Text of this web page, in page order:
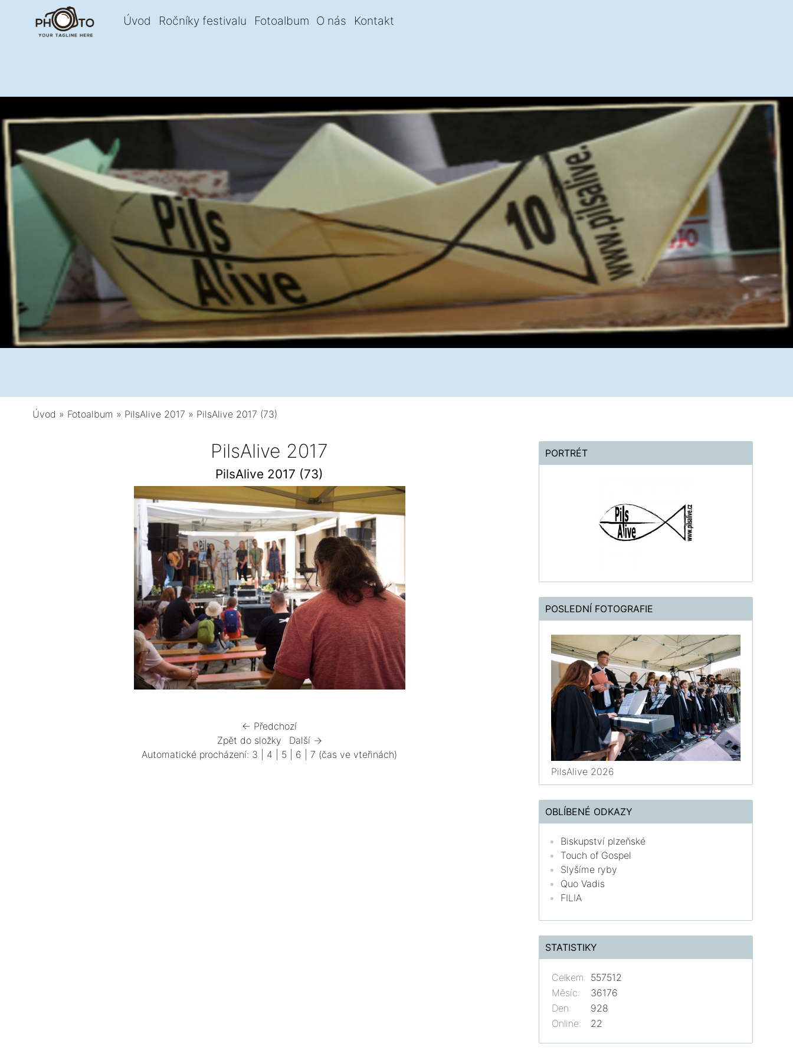
Úvod Ročníky festivalu Fotoalbum O nás Kontakt
Úvod » Fotoalbum » PilsAlive 2017 » PilsAlive 2017 (73)
PilsAlive 2017
PilsAlive 2017 (73)
← Předchozí
Zpět do složky
Další →
Automatické procházení: 3 4 5 6 7 (čas ve vteřinách)
PORTRÉT
POSLEDNÍ FOTOGRAFIE
PilsAlive 2026
OBLÍBENÉ ODKAZY
Biskupství plzeňské
Touch of Gospel
Slyšíme ryby
Quo Vadis
FILIA
STATISTIKY
Online: 22
Celkem: 557512
Měsíc:
36176
Den:
928